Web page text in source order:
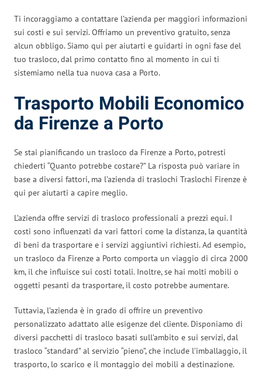
Ti incoraggiamo a contattare l’azienda per maggiori informazioni
sui costi e sui servizi. Offriamo un preventivo gratuito, senza
alcun obbligo. Siamo qui per aiutarti e guidarti in ogni fase del
tuo trasloco, dal primo contatto fino al momento in cui ti
sistemiamo nella tua nuova casa a Porto.
Trasporto Mobili Economico
da Firenze a Porto
Se stai pianificando un trasloco da Firenze a Porto, potresti
chiederti “Quanto potrebbe costare?” La risposta può variare in
base a diversi fattori, ma l’azienda di traslochi Traslochi Firenze è
qui per aiutarti a capire meglio.
L’azienda offre servizi di trasloco professionali a prezzi equi. I
costi sono influenzati da vari fattori come la distanza, la quantità
di beni da trasportare e i servizi aggiuntivi richiesti. Ad esempio,
un trasloco da Firenze a Porto comporta un viaggio di circa 2000
km, il che influisce sui costi totali. Inoltre, se hai molti mobili o
oggetti pesanti da trasportare, il costo potrebbe aumentare.
Tuttavia, l’azienda è in grado di offrire un preventivo
personalizzato adattato alle esigenze del cliente. Disponiamo di
diversi pacchetti di trasloco basati sull’ambito e sui servizi, dal
trasloco “standard” al servizio “pieno”, che include l’imballaggio, il
trasporto, lo scarico e il montaggio dei mobili a destinazione.